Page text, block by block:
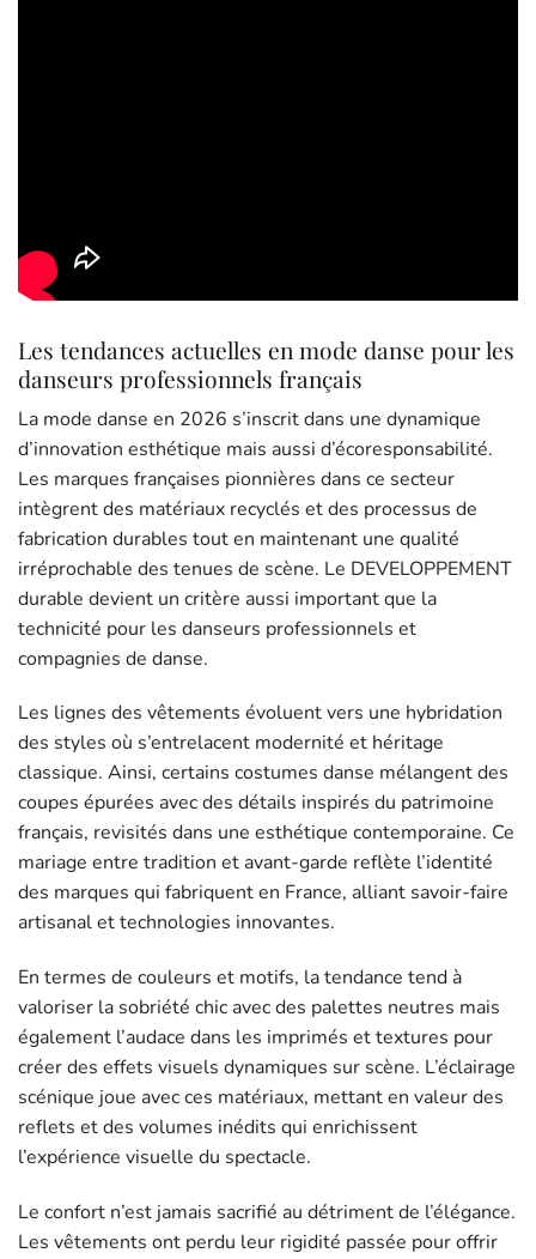
Les tendances actuelles en mode danse pour les
danseurs professionnels français
La mode danse en 2026 s’inscrit dans une dynamique
d’innovation esthétique mais aussi d’écoresponsabilité.
Les marques françaises pionnières dans ce secteur
intègrent des matériaux recyclés et des processus de
fabrication durables tout en maintenant une qualité
irréprochable des tenues de scène. Le DEVELOPPEMENT
durable devient un critère aussi important que la
technicité pour les danseurs professionnels et
compagnies de danse.
Les lignes des vêtements évoluent vers une hybridation
des styles où s’entrelacent modernité et héritage
classique. Ainsi, certains costumes danse mélangent des
coupes épurées avec des détails inspirés du patrimoine
français, revisités dans une esthétique contemporaine. Ce
mariage entre tradition et avant-garde reflète l’identité
des marques qui fabriquent en France, alliant savoir-faire
artisanal et technologies innovantes.
En termes de couleurs et motifs, la tendance tend à
valoriser la sobriété chic avec des palettes neutres mais
également l’audace dans les imprimés et textures pour
créer des effets visuels dynamiques sur scène. L’éclairage
scénique joue avec ces matériaux, mettant en valeur des
reflets et des volumes inédits qui enrichissent
l’expérience visuelle du spectacle.
Le confort n’est jamais sacrifié au détriment de l’élégance.
Les vêtements ont perdu leur rigidité passée pour offrir